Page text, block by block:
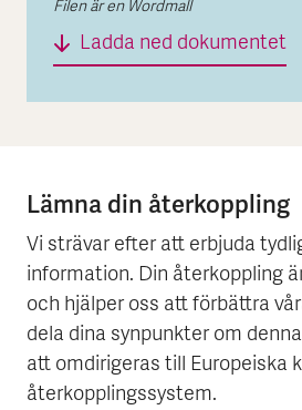
Filen är en Wordmall
Ladda ned dokumentet
Lämna din återkoppling
Vi strävar efter att erbjuda
information. Din återkoppling
och hjälper oss att förbättra
dela dina synpunkter om
att omdirigeras till Europeiska
återkopplingssystem.